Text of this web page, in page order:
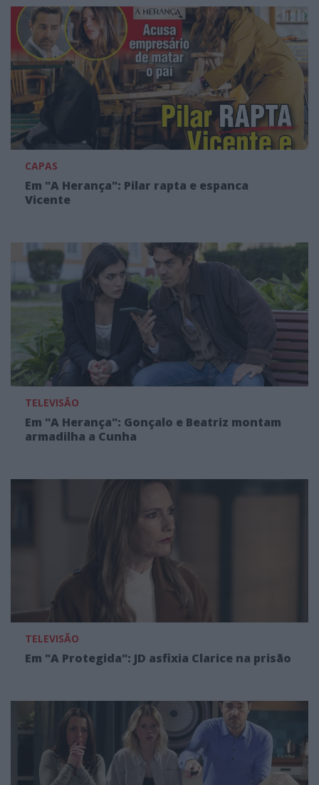
CAPAS
Em "A Herança": Pilar rapta e espanca
Vicente
TELEVISÃO
Em "A Herança": Gonçalo e Beatriz montam
armadilha a Cunha
TELEVISÃO
Em "A Protegida": JD asfixia Clarice na prisão